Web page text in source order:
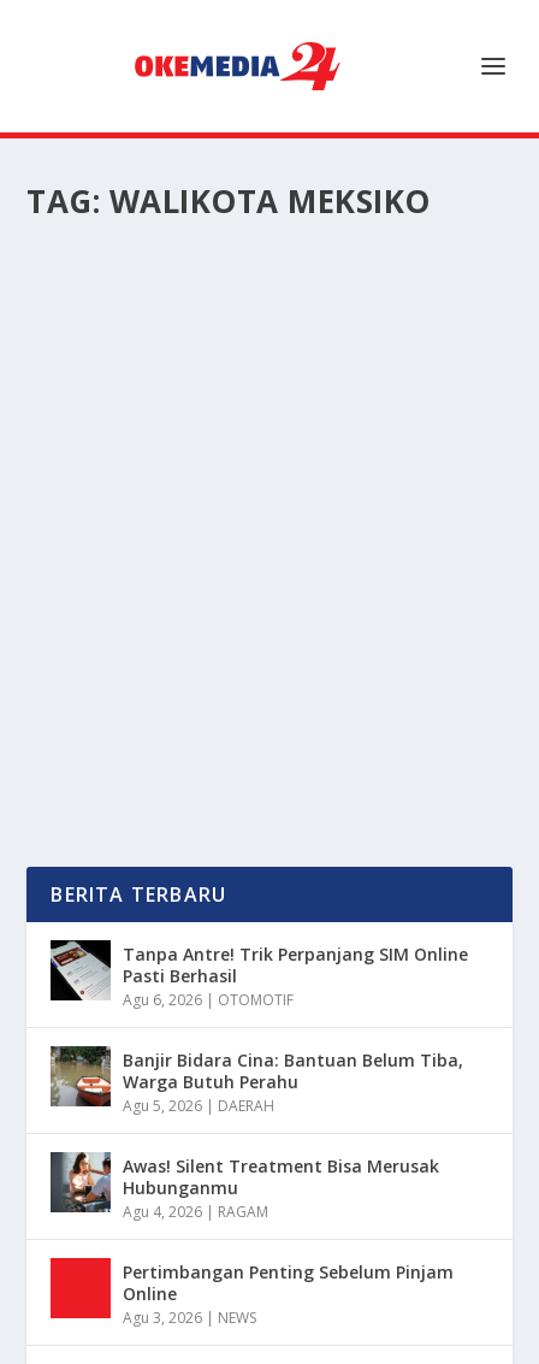
TAG: WALIKOTA MEKSIKO
BERITA TERBARU
Tanpa Antre! Trik Perpanjang SIM Online
Pasti Berhasil
Agu 6, 2026 | OTOMOTIF
Banjir Bidara Cina: Bantuan Belum Tiba,
Warga Butuh Perahu
Agu 5, 2026 | DAERAH
Awas! Silent Treatment Bisa Merusak
Hubunganmu
Agu 4, 2026 | RAGAM
Pertimbangan Penting Sebelum Pinjam
Online
Agu 3, 2026 | NEWS